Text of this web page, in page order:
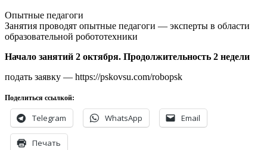
Опытные педагоги
Занятия проводят опытные педагоги — эксперты в области
образовательной робототехники
Начало занятий 2 октября. Продолжительность 2 недели
подать заявку — https://pskovsu.com/robopsk
Поделиться ссылкой:
Telegram WhatsApp Email
Печать